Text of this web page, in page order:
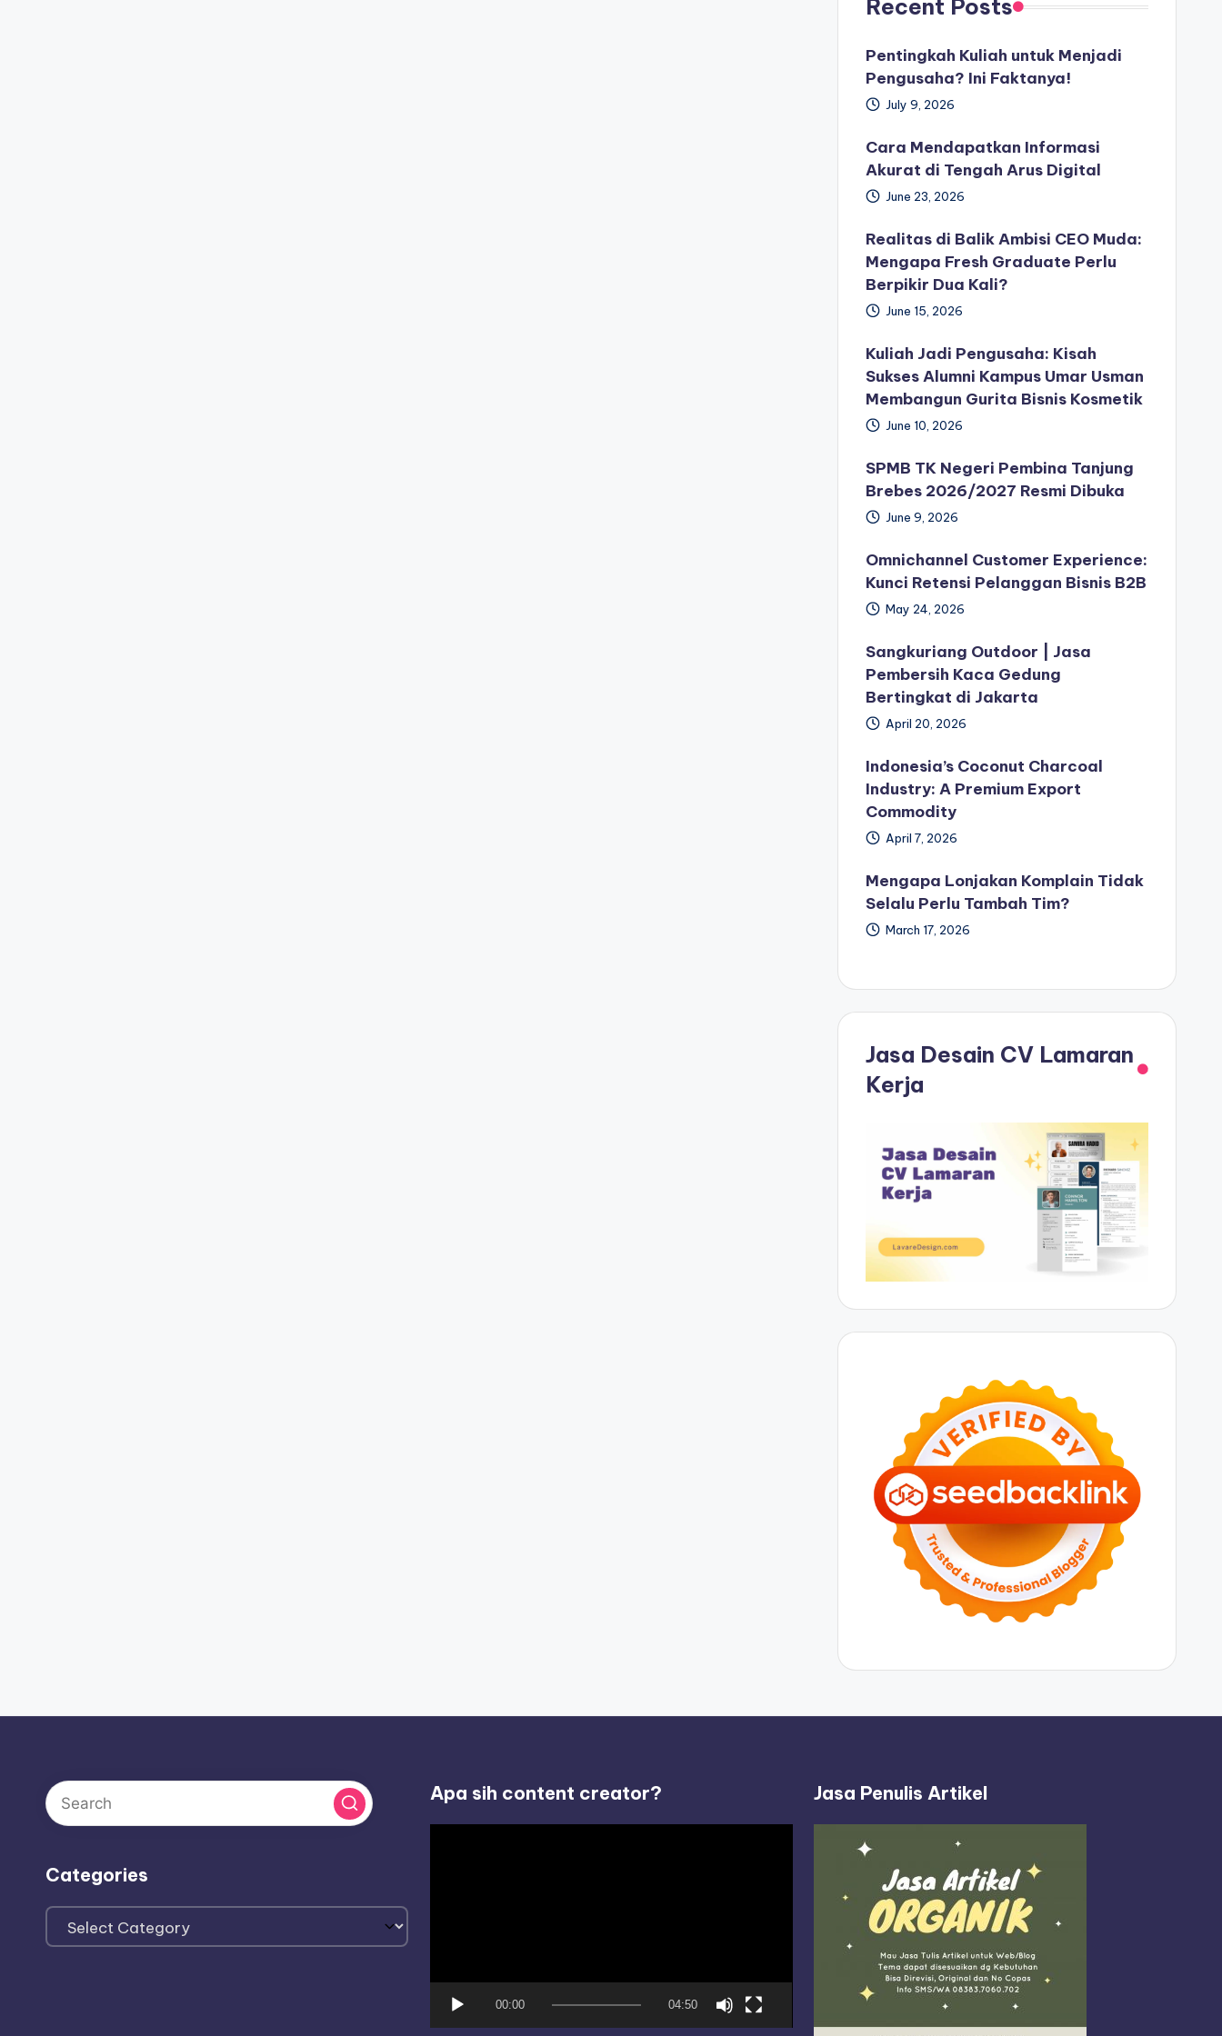
Recent Posts
Pentingkah Kuliah untuk Menjadi
Pengusaha? Ini Faktanya!
July 9, 2026
Cara Mendapatkan Informasi
Akurat di Tengah Arus Digital
June 23, 2026
Realitas di Balik Ambisi CEO Muda:
Mengapa Fresh Graduate Perlu
Berpikir Dua Kali?
June 15, 2026
Kuliah Jadi Pengusaha: Kisah
Sukses Alumni Kampus Umar Usman
Membangun Gurita Bisnis Kosmetik
June 10, 2026
SPMB TK Negeri Pembina Tanjung
Brebes 2026/2027 Resmi Dibuka
June 9, 2026
Omnichannel Customer Experience:
Kunci Retensi Pelanggan Bisnis B2B
May 24, 2026
Sangkuriang Outdoor | Jasa
Pembersih Kaca Gedung
Bertingkat di Jakarta
April 20, 2026
Indonesia’s Coconut Charcoal
Industry: A Premium Export
Commodity
April 7, 2026
Mengapa Lonjakan Komplain Tidak
Selalu Perlu Tambah Tim?
March 17, 2026
Jasa Desain CV Lamaran
Kerja
Categories
Categories
Apa sih content creator?
00:00 04:50
Jasa Penulis Artikel